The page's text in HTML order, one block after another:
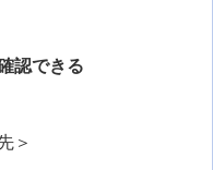
認できる
＞